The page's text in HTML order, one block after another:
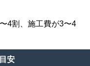
4割、施工費が3〜4
安